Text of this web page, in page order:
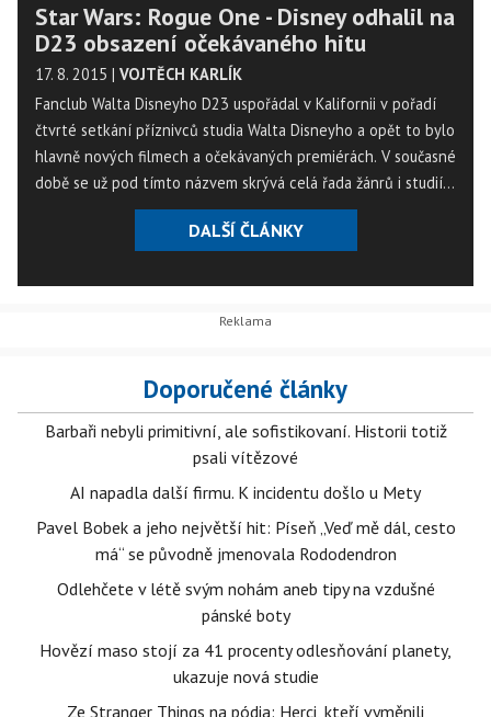
Star Wars: Rogue One - Disney odhalil na
D23 obsazení očekávaného hitu
17. 8. 2015 | VOJTĚCH KARLÍK
Fanclub Walta Disneyho D23 uspořádal v Kalifornii v pořadí
čtvrté setkání příznivců studia Walta Disneyho a opět to bylo
hlavně nových filmech a očekávaných premiérách. V současné
době se už pod tímto názvem skrývá celá řada žánrů i studií.
Takže se dočkali nejen milovníci pohádek, ale také
komiksových filmů a bylo zde oznámeno rozšíření
DALŠÍ ČLÁNKY
Doporučené články
Barbaři nebyli primitivní, ale sofistikovaní. Historii totiž
psali vítězové
AI napadla další firmu. K incidentu došlo u Mety
Pavel Bobek a jeho největší hit: Píseň „Veď mě dál, cesto
má“ se původně jmenovala Rododendron
Odlehčete v létě svým nohám aneb tipy na vzdušné
pánské boty
Hovězí maso stojí za 41 procenty odlesňování planety,
ukazuje nová studie
Ze Stranger Things na pódia: Herci, kteří vyměnili